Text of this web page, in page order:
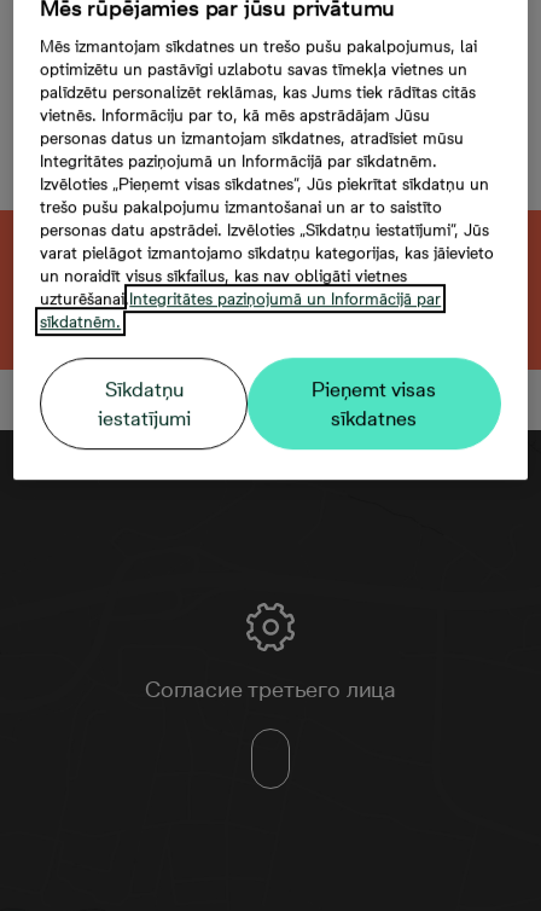
Mazā Stacijas 5-09, 9,
2 комнаты, 39,4 м²
К данной квартире нет
возможности купить парковочное
место
Эта квартира продана. Ищете похожую?
Открыть фильтр
Согласие третьего лица
Mēs rūpējamies par jūsu privātumu
Mēs izmantojam sīkdatnes un trešo pušu pakalpojumus, lai
optimizētu un pastāvīgi uzlabotu savas tīmekļa vietnes un
palīdzētu personalizēt reklāmas, kas Jums tiek rādītas citās
vietnēs. Informāciju par to, kā mēs apstrādājam Jūsu
personas datus un izmantojam sīkdatnes, atradīsiet mūsu
Integritātes paziņojumā un Informācijā par sīkdatnēm.
Izvēloties „Pieņemt visas sīkdatnes”, Jūs piekrītat sīkdatņu un
trešo pušu pakalpojumu izmantošanai un ar to saistīto
personas datu apstrādei. Izvēloties „Sīkdatņu iestatījumi”, Jūs
varat pielāgot izmantojamo sīkdatņu kategorijas, kas jāievieto
un noraidīt visus sīkfailus, kas nav obligāti vietnes
uzturēšanai.Integritātes paziņojumā un Informācijā par
sīkdatnēm.
Sīkdatņu
iestatījumi
Pieņemt visas
sīkdatnes